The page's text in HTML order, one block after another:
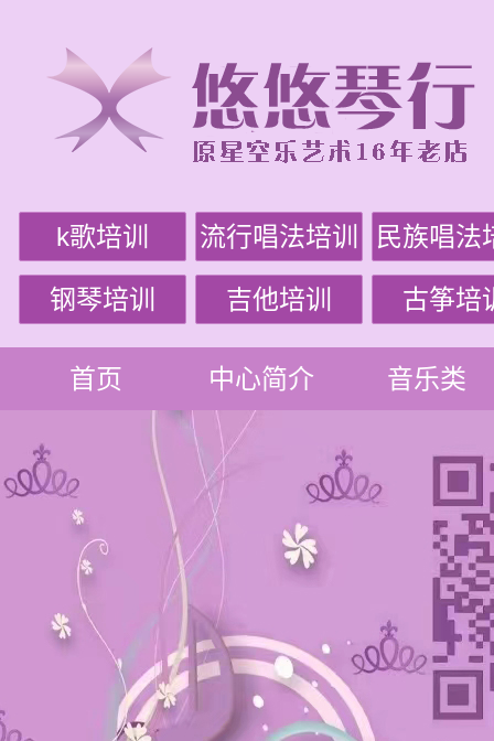
k歌培训 流行唱法培训 民族唱法
钢琴培训 吉他培训 古筝培
首页 中心简介 音乐类